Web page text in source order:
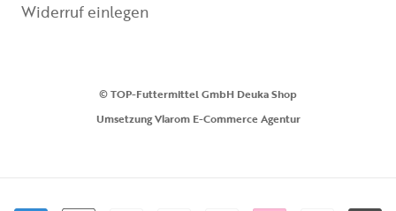
Widerruf einlegen
© TOP-Futtermittel GmbH Deuka Shop
UmsetzungVlarom E-Commerce Agentur